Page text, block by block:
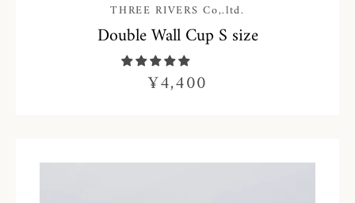
THREE RIVERS Co,.ltd.
Double Wall Cup S size
¥4,400